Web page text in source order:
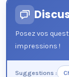
Posez vos
impressions !
Suggestions :